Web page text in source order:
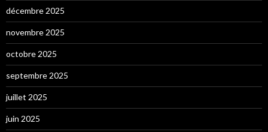
décembre 2025
novembre 2025
octobre 2025
septembre 2025
juillet 2025
juin 2025